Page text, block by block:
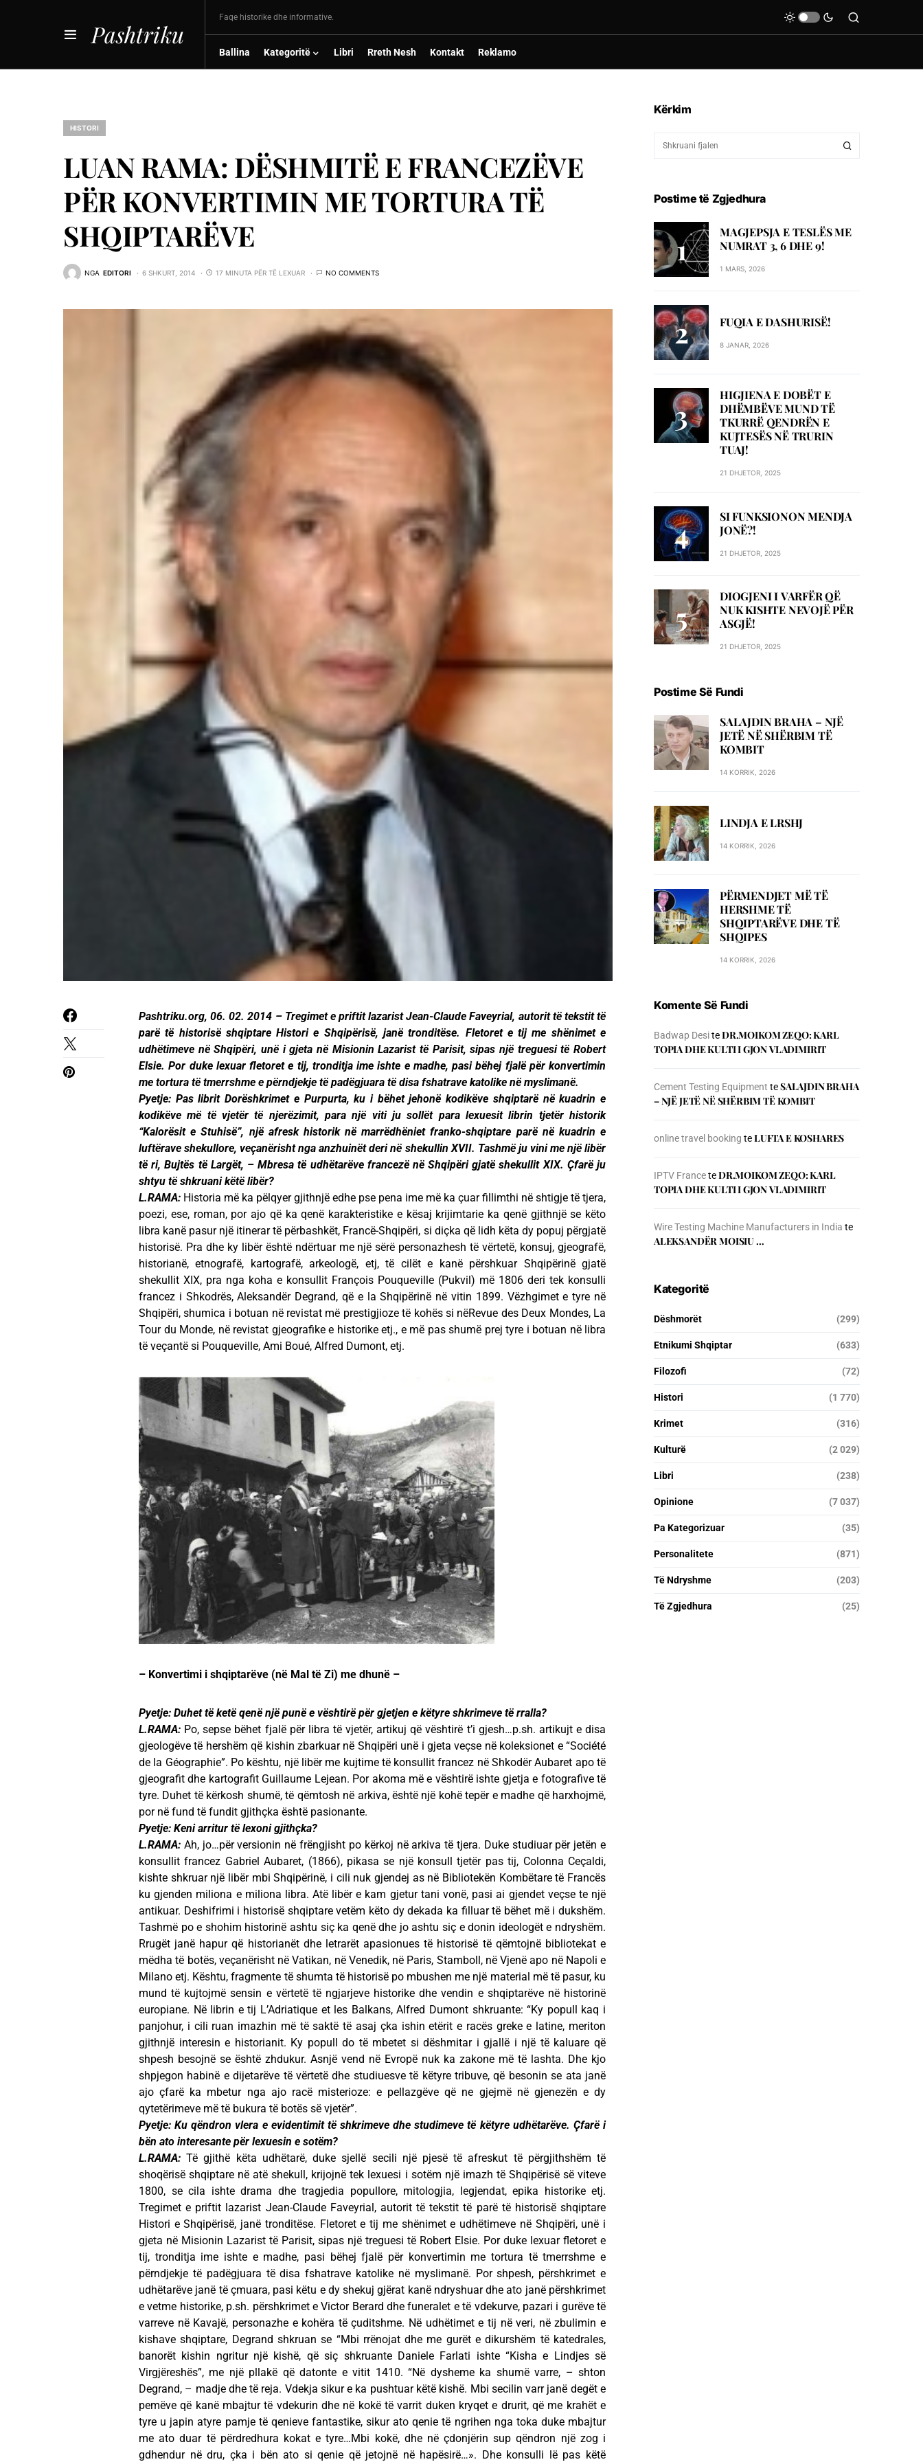
Pashtriku
Faqe historike dhe informative.
Ballina Kategoritë Libri Rreth Nesh Kontakt Reklamo
HISTORI
LUAN RAMA: DËSHMITË E FRANCEZËVE
PËR KONVERTIMIN ME TORTURA TË
SHQIPTARËVE
NGA EDITORI 6 SHKURT, 2014 17 MINUTA PËR TË LEXUAR NO COMMENTS
Pashtriku.org, 06. 02. 2014 – Tregimet e priftit lazarist Jean-Claude Faveyrial, autorit të tekstit të
parë të historisë shqiptare Histori e Shqipërisë, janë tronditëse. Fletoret e tij me shënimet e
udhëtimeve në Shqipëri, unë i gjeta në Misionin Lazarist të Parisit, sipas një treguesi të Robert
Elsie. Por duke lexuar fletoret e tij, tronditja ime ishte e madhe, pasi bëhej fjalë për konvertimin
me tortura të tmerrshme e përndjekje të padëgjuara të disa fshatrave katolike në myslimanë.
Pyetje: Pas librit Dorëshkrimet e Purpurta, ku i bëhet jehonë kodikëve shqiptarë në kuadrin e
kodikëve më të vjetër të njerëzimit, para një viti ju sollët para lexuesit librin tjetër historik
“Kalorësit e Stuhisë”, një afresk historik në marrëdhëniet franko-shqiptare parë në kuadrin e
luftërave shekullore, veçanërisht nga anzhuinët deri në shekullin XVII. Tashmë ju vini me një libër
të ri, Bujtës të Largët, – Mbresa të udhëtarëve francezë në Shqipëri gjatë shekullit XIX. Çfarë ju
shtyu të shkruani këtë libër?
L.RAMA: Historia më ka pëlqyer gjithnjë edhe pse pena ime më ka çuar fillimthi në shtigje të tjera,
poezi, ese, roman, por ajo që ka qenë karakteristike e kësaj krijimtarie ka qenë gjithnjë se këto
libra kanë pasur një itinerar të përbashkët, Francë-Shqipëri, si diçka që lidh këta dy popuj përgjatë
historisë. Pra dhe ky libër është ndërtuar me një sërë personazhesh të vërtetë, konsuj, gjeografë,
historianë, etnografë, kartografë, arkeologë, etj, të cilët e kanë përshkuar Shqipërinë gjatë
shekullit XIX, pra nga koha e konsullit François Pouqueville (Pukvil) më 1806 deri tek konsulli
francez i Shkodrës, Aleksandër Degrand, që e la Shqipërinë në vitin 1899. Vëzhgimet e tyre në
Shqipëri, shumica i botuan në revistat më prestigjioze të kohës si nëRevue des Deux Mondes, La
Tour du Monde, në revistat gjeografike e historike etj., e më pas shumë prej tyre i botuan në libra
të veçantë si Pouqueville, Ami Boué, Alfred Dumont, etj.
– Konvertimi i shqiptarëve (në Mal të Zi) me dhunë –
Pyetje: Duhet të ketë qenë një punë e vështirë për gjetjen e këtyre shkrimeve të rralla?
L.RAMA: Po, sepse bëhet fjalë për libra të vjetër, artikuj që vështirë t’i gjesh…p.sh. artikujt e disa
gjeologëve të hershëm që kishin zbarkuar në Shqipëri unë i gjeta veçse në koleksionet e “Société
de la Géographie”. Po kështu, një libër me kujtime të konsullit francez në Shkodër Aubaret apo të
gjeografit dhe kartografit Guillaume Lejean. Por akoma më e vështirë ishte gjetja e fotografive të
tyre. Duhet të kërkosh shumë, të qëmtosh në arkiva, është një kohë tepër e madhe që harxhojmë,
por në fund të fundit gjithçka është pasionante.
Pyetje: Keni arritur të lexoni gjithçka?
L.RAMA: Ah, jo…për versionin në frëngjisht po kërkoj në arkiva të tjera. Duke studiuar për jetën e
konsullit francez Gabriel Aubaret, (1866), pikasa se një konsull tjetër pas tij, Colonna Ceçaldi,
kishte shkruar një libër mbi Shqipërinë, i cili nuk gjendej as në Bibliotekën Kombëtare të Francës
ku gjenden miliona e miliona libra. Atë libër e kam gjetur tani vonë, pasi ai gjendet veçse te një
antikuar. Deshifrimi i historisë shqiptare vetëm këto dy dekada ka filluar të bëhet më i dukshëm.
Tashmë po e shohim historinë ashtu siç ka qenë dhe jo ashtu siç e donin ideologët e ndryshëm.
Rrugët janë hapur që historianët dhe letrarët apasionues të historisë të qëmtojnë bibliotekat e
mëdha të botës, veçanërisht në Vatikan, në Venedik, në Paris, Stamboll, në Vjenë apo në Napoli e
Milano etj. Kështu, fragmente të shumta të historisë po mbushen me një material më të pasur, ku
mund të kujtojmë sensin e vërtetë të ngjarjeve historike dhe vendin e shqiptarëve në historinë
europiane. Në librin e tij L’Adriatique et les Balkans, Alfred Dumont shkruante: “Ky popull kaq i
panjohur, i cili ruan imazhin më të saktë të asaj çka ishin etërit e racës greke e latine, meriton
gjithnjë interesin e historianit. Ky popull do të mbetet si dëshmitar i gjallë i një të kaluare që
shpesh besojnë se është zhdukur. Asnjë vend në Evropë nuk ka zakone më të lashta. Dhe kjo
shpjegon habinë e dijetarëve të vërtetë dhe studiuesve të këtyre tribuve, që besonin se ata janë
ajo çfarë ka mbetur nga ajo racë misterioze: e pellazgëve që ne gjejmë në gjenezën e dy
qytetërimeve më të bukura të botës së vjetër”.
Pyetje: Ku qëndron vlera e evidentimit të shkrimeve dhe studimeve të këtyre udhëtarëve. Çfarë i
bën ato interesante për lexuesin e sotëm?
L.RAMA: Të gjithë këta udhëtarë, duke sjellë secili një pjesë të afreskut të përgjithshëm të
shoqërisë shqiptare në atë shekull, krijojnë tek lexuesi i sotëm një imazh të Shqipërisë së viteve
1800, se cila ishte drama dhe tragjedia popullore, mitologjia, legjendat, epika historike etj.
Tregimet e priftit lazarist Jean-Claude Faveyrial, autorit të tekstit të parë të historisë shqiptare
Histori e Shqipërisë, janë tronditëse. Fletoret e tij me shënimet e udhëtimeve në Shqipëri, unë i
gjeta në Misionin Lazarist të Parisit, sipas një treguesi të Robert Elsie. Por duke lexuar fletoret e
tij, tronditja ime ishte e madhe, pasi bëhej fjalë për konvertimin me tortura të tmerrshme e
përndjekje të padëgjuara të disa fshatrave katolike në myslimanë. Por shpesh, përshkrimet e
udhëtarëve janë të çmuara, pasi këtu e dy shekuj gjërat kanë ndryshuar dhe ato janë përshkrimet
e vetme historike, p.sh. përshkrimet e Victor Berard dhe funeralet e të vdekurve, pazari i gurëve të
varreve në Kavajë, personazhe e kohëra të çuditshme. Në udhëtimet e tij në veri, në zbulimin e
kishave shqiptare, Degrand shkruan se “Mbi rrënojat dhe me gurët e dikurshëm të katedrales,
banorët kishin ngritur një kishë, që siç shkruante Daniele Farlati ishte “Kisha e Lindjes së
Virgjëreshës”, me një pllakë që datonte e vitit 1410. “Në dysheme ka shumë varre, – shton
Degrand, – madje dhe të reja. Vdekja sikur e ka pushtuar këtë kishë. Mbi secilin varr janë degët e
pemëve që kanë mbajtur të vdekurin dhe në kokë të varrit duken kryqet e drurit, që me krahët e
tyre u japin atyre pamje të qenieve fantastike, sikur ato qenie të ngrihen nga toka duke mbajtur
me ato duar të përdredhura kokat e tyre…Mbi kokë, dhe në çdonjërin sup qëndron një zog i
gdhendur në dru, çka i bën ato si qenie që jetojnë në hapësirë…». Dhe konsulli lë pas këtë
Kërkim
Postime të Zgjedhura
MAGJEPSJA E TESLËS ME
NUMRAT 3, 6 DHE 9!
1 MARS, 2026
FUQIA E DASHURISË!
8 JANAR, 2026
HIGJIENA E DOBËT E
DHËMBËVE MUND TË
TKURRË QENDRËN E
KUJTESËS NË TRURIN
TUAJ!
21 DHJETOR, 2025
SI FUNKSIONON MENDJA
JONË?!
21 DHJETOR, 2025
DIOGJENI I VARFËR QË
NUK KISHTE NEVOJË PËR
ASGJË!
21 DHJETOR, 2025
Postime Së Fundi
SALAJDIN BRAHA – NJЁ
JETЁ NЁ SHЁRBIM TЁ
KOMBIT
14 KORRIK, 2026
LINDJA E LRSHJ
14 KORRIK, 2026
PËRMENDJET MË TË
HERSHME TË
SHQIPTARËVE DHE TË
SHQIPES
14 KORRIK, 2026
Komente Së Fundi
Badwap DesiteDR.MOIKOM ZEQO: KARL
TOPIA DHE KULTI I GJON VLADIMIRIT
Cement Testing Equipment teSALAJDIN BRAHA
– NJЁ JETЁ NЁ SHЁRBIM TЁ KOMBIT
online travel booking teLUFTA E KOSHARES
IPTV FranceteDR.MOIKOM ZEQO: KARL
TOPIA DHE KULTI I GJON VLADIMIRIT
Wire Testing Machine Manufacturers in India te
ALEKSANDËR MOISIU …
Kategoritë
Dëshmorët (299)
Etnikumi Shqiptar (633)
Filozofi (72)
Histori (1 770)
Krimet (316)
Kulturë (2 029)
Libri (238)
Opinione (7 037)
Pa Kategorizuar (35)
Personalitete (871)
Të Ndryshme (203)
Të Zgjedhura (25)